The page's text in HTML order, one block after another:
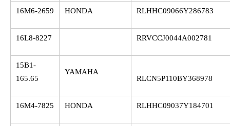
16M6-2659 HONDA RLHHC09066Y286783
16L8-8227 RRVCCJ0044A002781
15B1-
165.65
YAMAHA
RLCN5P110BY368978
16M4-7825 HONDA RLHHC09037Y184701